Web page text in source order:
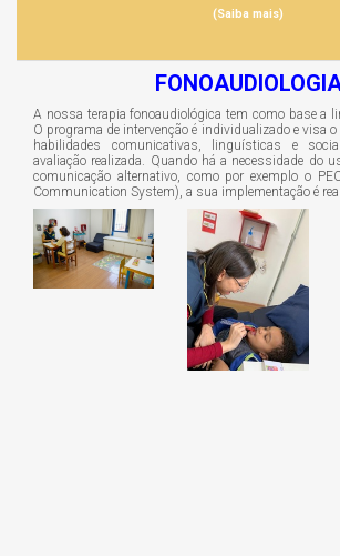
(Saiba mais)
A nossa terapia fonoaudiológica tem como base a
O programa de intervenção é individualizado e visa
habilidades comunicativas, linguísticas e
avaliação realizada. Quando há a necessidade do
comunicação alternativo, como por exemplo o
Communication System), a sua implementação é